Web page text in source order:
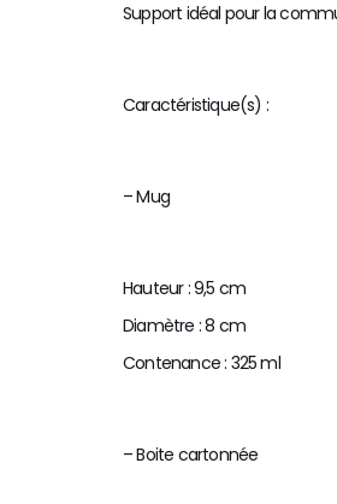
Support idéal pour la
Caractéristique(s) :
– Mug
Hauteur : 9,5 cm
Diamètre : 8 cm
Contenance : 325 ml
– Boite cartonnée